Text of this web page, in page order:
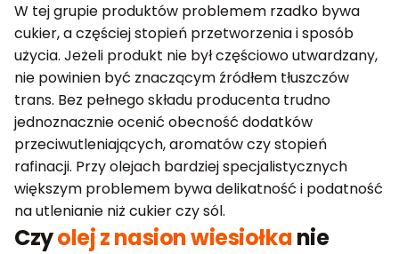
W tej grupie produktów problemem rzadko bywa
cukier, a częściej stopień przetworzenia i sposób
użycia. Jeżeli produkt nie był częściowo utwardzany,
nie powinien być znaczącym źródłem tłuszczów
trans. Bez pełnego składu producenta trudno
jednoznacznie ocenić obecność dodatków
przeciwutleniających, aromatów czy stopień
rafinacji. Przy olejach bardziej specjalistycznych
większym problemem bywa delikatność i podatność
na utlenianie niż cukier czy sól.
Czyolej z nasion wiesiołkanie